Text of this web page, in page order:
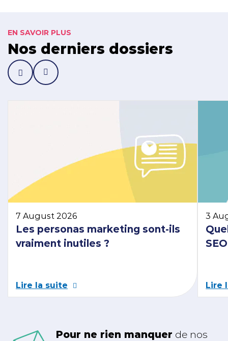
EN SAVOIR PLUS
Nos derniers dossiers
7 August 2026
Les personas marketing sont-ils
vraiment inutiles ?
Lire la suite
3
Lire
Pour ne rien manquer de nos